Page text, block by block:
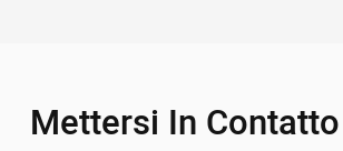
Mettersi In